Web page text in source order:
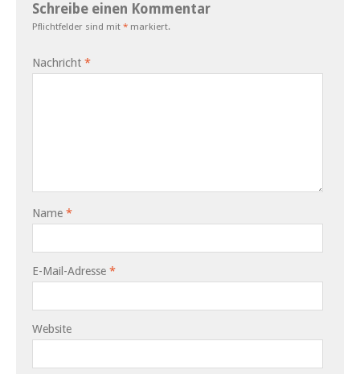
Schreibe einen Kommentar
Pflichtfelder sind mit * markiert.
Nachricht *
Name *
E-Mail-Adresse *
Website